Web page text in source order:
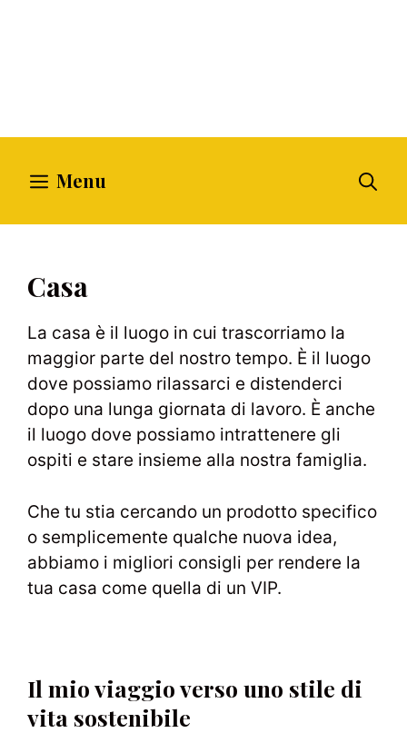
Menu
Casa
La casa è il luogo in cui trascorriamo la
maggior parte del nostro tempo. È il luogo
dove possiamo rilassarci e distenderci
dopo una lunga giornata di lavoro. È anche
il luogo dove possiamo intrattenere gli
ospiti e stare insieme alla nostra famiglia.
Che tu stia cercando un prodotto specifico
o semplicemente qualche nuova idea,
abbiamo i migliori consigli per rendere la
tua casa come quella di un VIP.
Il mio viaggio verso uno stile di
vita sostenibile